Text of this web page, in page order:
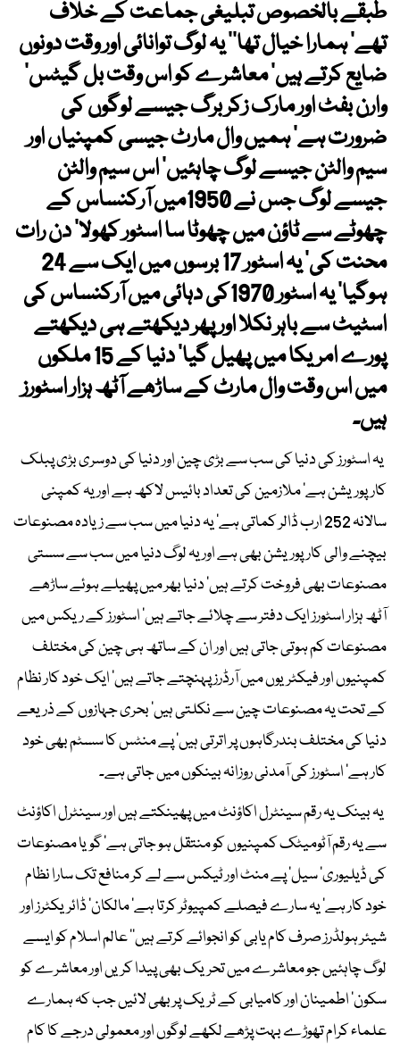
طبقے بالخصوص تبلیغی جماعت کے خلاف
تھے‘ ہمارا خیال تھا’’ یہ لوگ توانائی اور وقت دونوں
ضایع کرتے ہیں‘ معاشرے کو اس وقت بل گیٹس‘
وارن بفٹ اور مارک زکر برگ جیسے لوگوں کی
ضرورت ہے‘ ہمیں وال مارٹ جیسی کمپنیاں اور
سیم والٹن جیسے لوگ چاہئیں‘ اس سیم والٹن
جیسے لوگ جس نے 1950میں آرکنساس کے
چھوٹے سے ٹاؤن میں چھوٹا سا اسٹور کھولا‘ دن رات
محنت کی‘ یہ اسٹور 17 برسوں میں ایک سے 24
ہوگیا‘ یہ اسٹور 1970کی دہائی میں آرکنساس کی
اسٹیٹ سے باہر نکلا اور پھر دیکھتے ہی دیکھتے
پورے امریکا میں پھیل گیا‘ دنیا کے 15 ملکوں
میں اس وقت وال مارٹ کے ساڑھے آٹھ ہزار اسٹورز
ہیں۔
یہ اسٹورز کی دنیا کی سب سے بڑی چین اور دنیا کی دوسری بڑی پبلک
کارپوریشن ہے‘ ملازمین کی تعداد بائیس لاکھ ہے اور یہ کمپنی
سالانہ 252 ارب ڈالر کماتی ہے‘ یہ دنیا میں سب سے زیادہ مصنوعات
بیچنے والی کارپوریشن بھی ہے اور یہ لوگ دنیا میں سب سے سستی
مصنوعات بھی فروخت کرتے ہیں‘ دنیا بھر میں پھیلے ہوئے ساڑھے
آٹھ ہزار اسٹورز ایک دفتر سے چلائے جاتے ہیں‘ اسٹورز کے ریکس میں
مصنوعات کم ہوتی جاتی ہیں اور ان کے ساتھ ہی چین کی مختلف
کمپنیوں اور فیکٹریوں میں آرڈرز پہنچتے جاتے ہیں‘ ایک خود کار نظام
کے تحت یہ مصنوعات چین سے نکلتی ہیں‘ بحری جہازوں کے ذریعے
دنیا کی مختلف بندرگاہوں پر اترتی ہیں‘ پے منٹس کا سسٹم بھی خود
کار ہے‘ اسٹورز کی آمدنی روزانہ بینکوں میں جاتی ہے۔
یہ بینک یہ رقم سینٹرل اکاؤنٹ میں پھینکتے ہیں اور سینٹرل اکاؤنٹ
سے یہ رقم آٹومیٹک کمپنیوں کو منتقل ہو جاتی ہے‘ گویا مصنوعات
کی ڈیلیوری‘ سیل‘ پے منٹ اور ٹیکس سے لے کر منافع تک سارا نظام
خود کار ہے‘ یہ سارے فیصلے کمپیوٹر کرتا ہے‘ مالکان‘ ڈائریکٹرز اور
شیئر ہولڈرز صرف کام یابی کو انجوائے کرتے ہیں‘‘ عالم اسلام کو ایسے
لوگ چاہئیں جو معاشرے میں تحریک بھی پیدا کریں اور معاشرے کو
سکون‘ اطمینان اور کامیابی کے ٹریک پر بھی لائیں جب کہ ہمارے
علماء کرام تھوڑے بہت پڑھے لکھے لوگوں اور معمولی درجے کا کام